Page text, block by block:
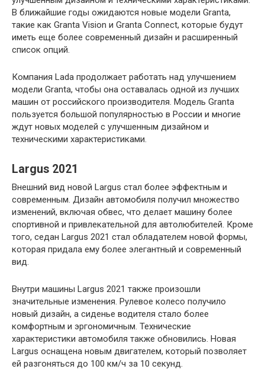
В ближайшие годы ожидаются новые модели Granta,
такие как Granta Vision и Granta Connect, которые будут
иметь еще более современный дизайн и расширенный
список опций.
Компания Lada продолжает работать над улучшением
модели Granta, чтобы она оставалась одной из лучших
машин от российского производителя. Модель Granta
пользуется большой популярностью в России и многие
ждут новых моделей с улучшенным дизайном и
техническими характеристиками.
Largus 2021
Внешний вид новой Largus стал более эффектным и
современным. Дизайн автомобиля получил множество
изменений, включая обвес, что делает машину более
спортивной и привлекательной для автолюбителей. Кроме
того, седан Largus 2021 стал обладателем новой формы,
которая придала ему более элегантный и современный
вид.
Внутри машины Largus 2021 также произошли
значительные изменения. Рулевое колесо получило
новый дизайн, а сиденье водителя стало более
комфортным и эргономичным. Технические
характеристики автомобиля также обновились. Новая
Largus оснащена новым двигателем, который позволяет
ей разгоняться до 100 км/ч за 10 секунд.